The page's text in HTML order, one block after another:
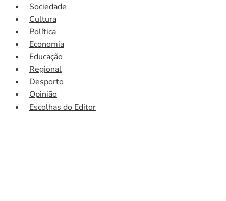
Sociedade
Cultura
Política
Economia
Educação
Regional
Desporto
Opinião
Escolhas do Editor